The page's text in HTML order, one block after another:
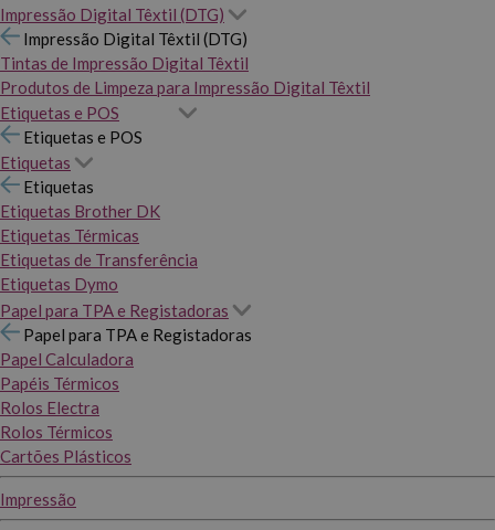
Impressão Digital Têxtil (DTG)
Impressão Digital Têxtil (DTG)
Tintas de Impressão Digital Têxtil
Produtos de Limpeza para Impressão Digital Têxtil
Etiquetas e POS
Etiquetas e POS
Etiquetas
Etiquetas
Etiquetas Brother DK
Etiquetas Térmicas
Etiquetas de Transferência
Etiquetas Dymo
Papel para TPA e Registadoras
Papel para TPA e Registadoras
Papel Calculadora
Papéis Térmicos
Rolos Electra
Rolos Térmicos
Cartões Plásticos
Impressão